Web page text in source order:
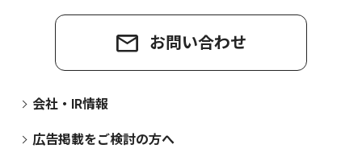
お問い合わせ
会社・IR情報
広告掲載をご検討の方へ